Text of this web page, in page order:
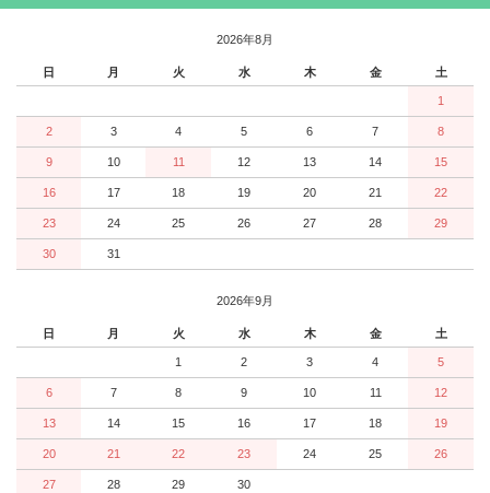
2026年8月
日 月 火 水 木 金 土
1
2 3 4 5 6 7 8
9 10 11 12 13 14 15
16 17 18 19 20 21 22
23 24 25 26 27 28 29
30 31
2026年9月
日 月 火 水 木 金 土
1 2 3 4 5
6 7 8 9 10 11 12
13 14 15 16 17 18 19
20 21 22 23 24 25 26
27 28 29 30